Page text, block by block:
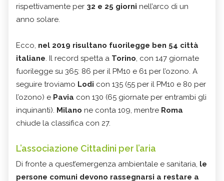
rispettivamente per 32 e 25 giorni nell’arco di un
anno solare.
Ecco, nel 2019 risultano fuorilegge ben 54 città
italiane. Il record spetta a Torino, con 147 giornate
fuorilegge su 365: 86 per il PM10 e 61 per l’ozono. A
seguire troviamo Lodi con 135 (55 per il PM10 e 80 per
l’ozono) e Pavia con 130 (65 giornate per entrambi gli
inquinanti). Milano ne conta 109, mentre Roma
chiude la classifica con 27.
L’associazione Cittadini per l’aria
Di fronte a quest’emergenza ambientale e sanitaria, le
persone comuni devono rassegnarsi a restare a